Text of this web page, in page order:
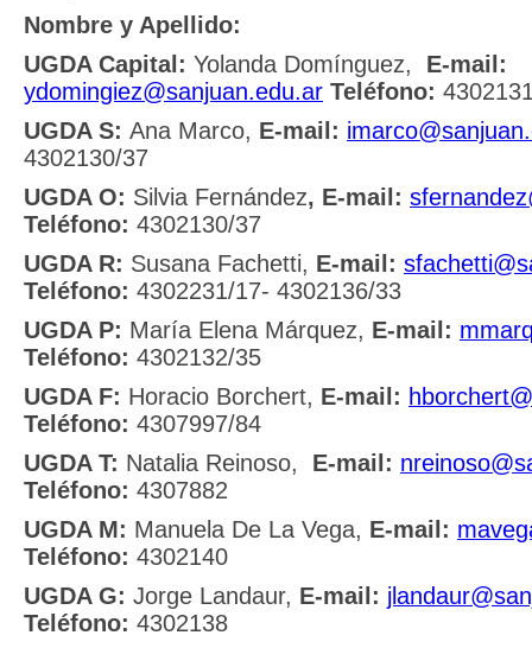
Nombre y Apellido:
UGDA Capital: Yolanda Domínguez,
E-mail:
ydomingiez@sanjuan.edu.ar Teléfono:
UGDA S: Ana Marco, E-mail:
4302130/37
UGDA O: Silvia Fernández, E-mail:
Teléfono: 4302130/37
UGDA R: Susana Fachetti, E-mail:
Teléfono: 4302231/17- 4302136/33
UGDA P: María Elena Márquez, E-mail:
Teléfono: 4302132/35
UGDA F: Horacio Borchert, E-mail:
Teléfono: 4307997/84
UGDA T: Natalia Reinoso, E-mail:
Teléfono: 4307882
UGDA M: Manuela De La Vega, E-mail:
Teléfono: 4302140
UGDA G: Jorge Landaur, E-mail:
Teléfono: 4302138